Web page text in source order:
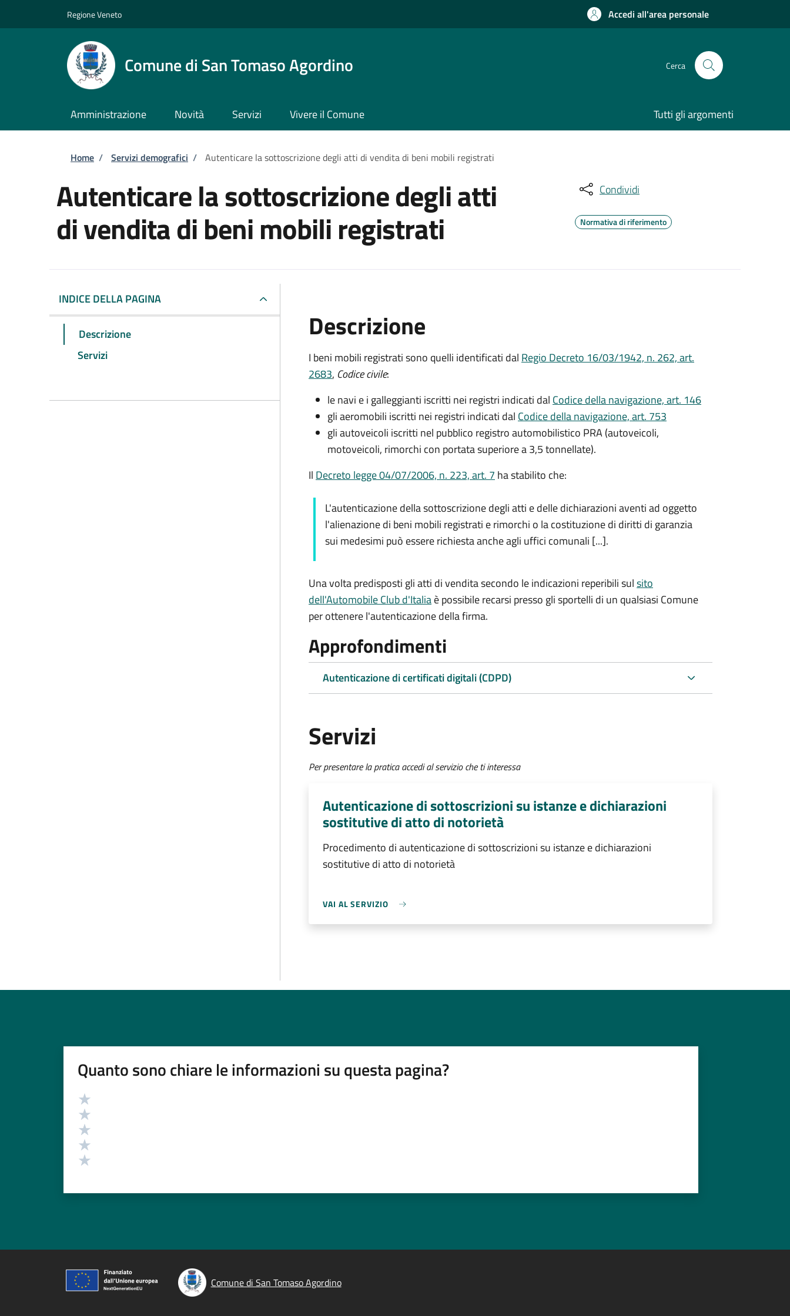
Regione Veneto Accedi all'area personale
Comune di San Tomaso Agordino Cerca
Amministrazione Novità Servizi Vivere il Comune Tutti gli argomenti
Briciole di pane
Home / Servizi demografici / Autenticare la sottoscrizione degli atti di vendita di beni mobili registrati
Autenticare la sottoscrizione degli atti
di vendita di beni mobili registrati
Condividi
Normativa di riferimento
INDICE DELLA PAGINA
Descrizione
Servizi
Descrizione
I beni mobili registrati sono quelli identificati dal Regio Decreto 16/03/1942, n. 262, art.
2683, Codice civile:
le navi e i galleggianti iscritti nei registri indicati dal Codice della navigazione, art. 146
gli aeromobili iscritti nei registri indicati dal Codice della navigazione, art. 753
gli autoveicoli iscritti nel pubblico registro automobilistico PRA (autoveicoli,
motoveicoli, rimorchi con portata superiore a 3,5 tonnellate).
Il Decreto legge 04/07/2006, n. 223, art. 7 ha stabilito che:
L'autenticazione della sottoscrizione degli atti e delle dichiarazioni aventi ad oggetto
l'alienazione di beni mobili registrati e rimorchi o la costituzione di diritti di garanzia
sui medesimi può essere richiesta anche agli uffici comunali [...].
Una volta predisposti gli atti di vendita secondo le indicazioni reperibili sulsito
dell'Automobile Club d'Italiaè possibile recarsi presso gli sportelli di un qualsiasi Comune
per ottenere l'autenticazione della firma.
Approfondimenti
Autenticazione di certificati digitali (CDPD)
Servizi
Per presentare la pratica accedi al servizio che ti interessa
Autenticazione di sottoscrizioni su istanze e dichiarazioni
sostitutive di atto di notorietà
Procedimento di autenticazione di sottoscrizioni su istanze e dichiarazioni
sostitutive di atto di notorietà
VAI AL SERVIZIO
Quanto sono chiare le informazioni su questa pagina?
Valutazione
Comune di San Tomaso Agordino